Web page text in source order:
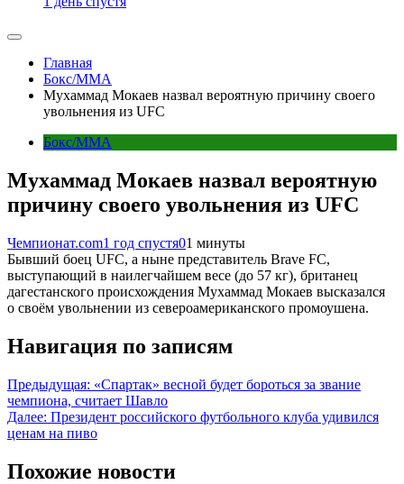
Главная
Бокс/MMA
Мухаммад Мокаев назвал вероятную причину своего
увольнения из UFC
Бокс/MMA
Мухаммад Мокаев назвал вероятную
причину своего увольнения из UFC
Чемпионат.com1 год спустя01 минуты
Бывший боец UFC, а ныне представитель Brave FC,
выступающий в наилегчайшем весе (до 57 кг), британец
дагестанского происхождения Мухаммад Мокаев высказался
о своём увольнении из североамериканского промоушена.
Навигация по записям
Предыдущая: «Спартак» весной будет бороться за звание
чемпиона, считает Шавло
Далее: Президент российского футбольного клуба удивился
ценам на пиво
Похожие новости